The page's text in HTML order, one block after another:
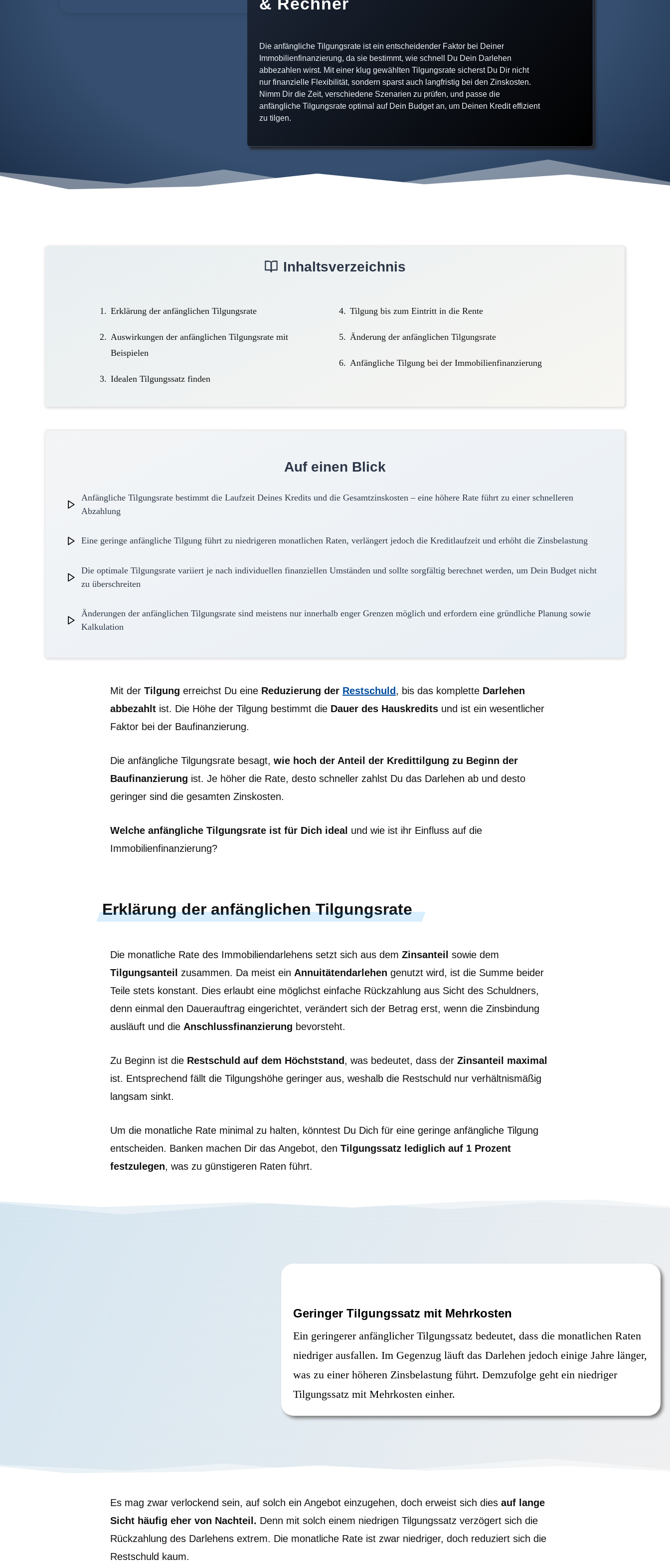
Die anfängliche Tilgungsrate ist ein entscheidender Faktor bei Deiner
Immobilienfinanzierung, da sie bestimmt, wie schnell Du Dein Darlehen
abbezahlen wirst. Mit einer klug gewählten Tilgungsrate sicherst Du Dir nicht
nur finanzielle Flexibilität, sondern sparst auch langfristig bei den Zinskosten.
Nimm Dir die Zeit, verschiedene Szenarien zu prüfen, und passe die
anfängliche Tilgungsrate optimal auf Dein Budget an, um Deinen Kredit effizient
zu tilgen.
Inhaltsverzeichnis
Erklärung der anfänglichen Tilgungsrate
Auswirkungen der anfänglichen Tilgungsrate mit
Beispielen
Idealen Tilgungssatz finden
Tilgung bis zum Eintritt in die Rente
Änderung der anfänglichen Tilgungsrate
Anfängliche Tilgung bei der Immobilienfinanzierung
Auf einen Blick
Anfängliche Tilgungsrate bestimmt die Laufzeit Deines Kredits und die Gesamtzinskosten – eine höhere Rate führt zu einer schnelleren
Abzahlung
Eine geringe anfängliche Tilgung führt zu niedrigeren monatlichen Raten, verlängert jedoch die Kreditlaufzeit und erhöht die Zinsbelastung
Die optimale Tilgungsrate variiert je nach individuellen finanziellen Umständen und sollte sorgfältig berechnet werden, um Dein Budget nicht
zu überschreiten
Änderungen der anfänglichen Tilgungsrate sind meistens nur innerhalb enger Grenzen möglich und erfordern eine gründliche Planung sowie
Kalkulation
Mit der Tilgung erreichst Du eine Reduzierung der Restschuld, bis das komplette Darlehen
abbezahlt ist. Die Höhe der Tilgung bestimmt die Dauer des Hauskredits und ist ein wesentlicher
Faktor bei der Baufinanzierung.
Die anfängliche Tilgungsrate besagt, wie hoch der Anteil der Kredittilgung zu Beginn der
Baufinanzierung ist. Je höher die Rate, desto schneller zahlst Du das Darlehen ab und desto
geringer sind die gesamten Zinskosten.
Welche anfängliche Tilgungsrate ist für Dich ideal und wie ist ihr Einfluss auf die
Immobilienfinanzierung?
Erklärung der anfänglichen Tilgungsrate
Die monatliche Rate des Immobiliendarlehens setzt sich aus dem Zinsanteil sowie dem
Tilgungsanteil zusammen. Da meist ein Annuitätendarlehen genutzt wird, ist die Summe beider
Teile stets konstant. Dies erlaubt eine möglichst einfache Rückzahlung aus Sicht des Schuldners,
denn einmal den Dauerauftrag eingerichtet, verändert sich der Betrag erst, wenn die Zinsbindung
ausläuft und die Anschlussfinanzierung bevorsteht.
Zu Beginn ist die Restschuld auf dem Höchststand , was bedeutet, dass der Zinsanteil maximal
ist. Entsprechend fällt die Tilgungshöhe geringer aus, weshalb die Restschuld nur verhältnismäßig
langsam sinkt.
Um die monatliche Rate minimal zu halten, könntest Du Dich für eine geringe anfängliche Tilgung
entscheiden. Banken machen Dir das Angebot, den Tilgungssatz lediglich auf 1 Prozent
festzulegen, was zu günstigeren Raten führt.
Geringer Tilgungssatz mit Mehrkosten
Ein geringerer anfänglicher Tilgungssatz bedeutet, dass die monatlichen Raten
niedriger ausfallen. Im Gegenzug läuft das Darlehen jedoch einige Jahre länger,
was zu einer höheren Zinsbelastung führt. Demzufolge geht ein niedriger
Tilgungssatz mit Mehrkosten einher.
Es mag zwar verlockend sein, auf solch ein Angebot einzugehen, doch erweist sich dies auf lange
Sicht häufig eher von Nachteil. Denn mit solch einem niedrigen Tilgungssatz verzögert sich die
Rückzahlung des Darlehens extrem. Die monatliche Rate ist zwar niedriger, doch reduziert sich die
Restschuld kaum.